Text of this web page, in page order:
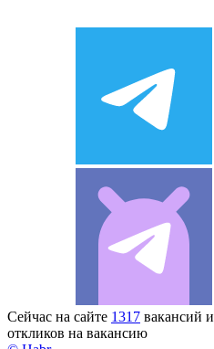
Сейчас на сайте 1317 вакансий и
откликов на вакансию